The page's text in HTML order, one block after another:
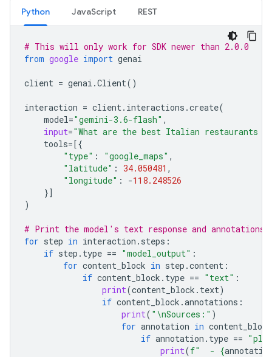
Python JavaScript REST
# This will only work for SDK newer than 2.0.0
from google import genai
client = genai .Client()
interaction = client. interactions .create(
model="gemini-3.6-flash" ,
input="What are the best Italian restaurants
tools=[{
"type" : "google_maps" ,
"latitude" : 34.050481 ,
"longitude" : -118.248526
}]
)
# Print the model's text response and annotations
for step in interaction . steps :
if step . type == "model_output" :
for content_block in step .content :
if content_block . type == "text" :
print(content_block . text)
if content_block .annotations :
print( " \nSources:" )
for annotation in content_block
if annotation . type ==
print(f"  - {